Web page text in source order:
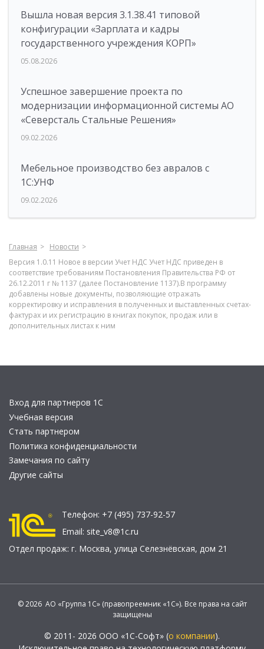
Вышла новая версия 3.1.38.41 типовой
конфигурации «Зарплата и кадры
государственного учреждения КОРП»
05.08.2026
Успешное завершение проекта по
модернизации информационной системы АО
«Северсталь Стальные Решения»
09.02.2026
Мебельное производство без авралов с
1С:УНФ
09.02.2026
Главная
Новости
Версия 1.0.11 Новое в версии Учет НДС Учет НДС приведен в
соответствие требованиям Постановления Правительства РФ от
26.12.2011 г № 1137 (далее Постановление 1137).В программу
добавлены новые документы, позволяющие отражать
корректировку и исправления в полученных и выставленных счетах-
фактурах и их регистрацию в книгах покупок, продаж или в
дополнительных листах к ним
Вход для партнеров 1С
Учебная версия
Стать партнером
Политика конфиденциальности
Замечания по сайту
Другие сайты
Телефон: +7 (495) 737-92-57
Email: site_v8@1c.ru
Отдел продаж: г. Москва, улица Селезнёвская, дом 21
© 2026 АО «Группа 1С» (правопреемник «1С»). Все права на сайт
защищены
© 2011- 2026 ООО «1С-Софт» (о компании).